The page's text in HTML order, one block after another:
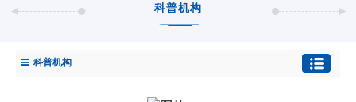
科普机构
科普机构